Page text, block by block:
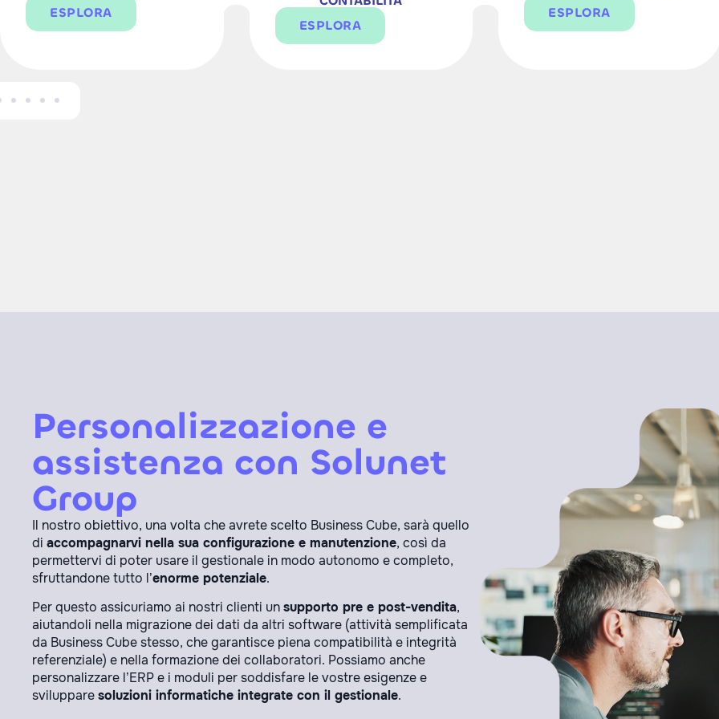
ESPLORA
ESPLORA
ESPLORA
Personalizzazione e
assistenza con Solunet
Group
Il nostro obiettivo, una volta che avrete scelto Business Cube, sarà quello
di accompagnarvi nella sua configurazione e manutenzione, così da
permettervi di poter usare il gestionale in modo autonomo e completo,
sfruttandone tutto l’enorme potenziale.
Per questo assicuriamo ai nostri clienti unsupporto pre e post-vendita,
aiutandoli nella migrazione dei dati da altri software (attività semplificata
da Business Cube stesso, che garantisce piena compatibilità e integrità
referenziale) e nella formazione dei collaboratori. Possiamo anche
personalizzare l’ERP e i moduli per soddisfare le vostre esigenze e
svilupparesoluzioni informatiche integrate con il gestionale.